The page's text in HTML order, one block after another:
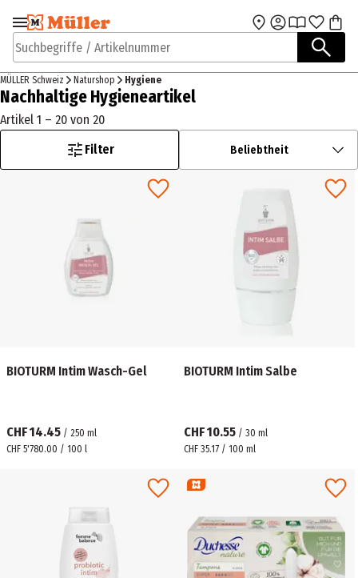
Zur Navigation
springen
Zum Hauptinhalt
Suchbegriffe / Artikelnummer
MÜLLER Schweiz Naturshop Hygiene
Nachhaltige Hygieneartikel
Artikel 1 – 20 von 20
Filter
Beliebtheit
BIOTURM Intim Wasch-Gel
CHF 14.45 / 250 ml
CHF 5'780.00 / 100 l
BIOTURM Intim Salbe
CHF 10.55 / 30 ml
CHF 35.17 / 100 ml